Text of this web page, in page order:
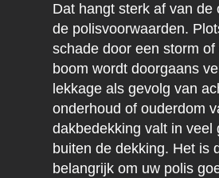
Dat hangt sterk af van de
de polisvoorwaarden.
schade door een storm
boom wordt doorgaans
lekkage als gevolg van
onderhoud of ouderdom
dakbedekking valt in veel
buiten de dekking. Het is
belangrijk om uw polis